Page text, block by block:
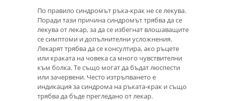
По правило синдромът ръка-крак не се лекува.
Поради тази причина синдромът трябва да се
лекува от лекар, за да се избегнат влошаващите
се симптоми и допълнителни усложнения.
Лекарят трябва да се консултира, ако ръцете
или краката на човека са много чувствителни
към болка. Те също могат да бъдат люспести
или зачервени. Често изтръпването е
индикация за синдрома на ръката-крак и също
трябва да бъде прегледано от лекар.